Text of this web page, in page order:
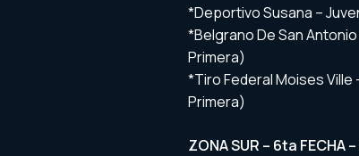
*Deportivo Susana –
*Belgrano De San
Primera)
*Tiro Federal Moises Ville
Primera)
ZONA SUR – 6ta FECHA